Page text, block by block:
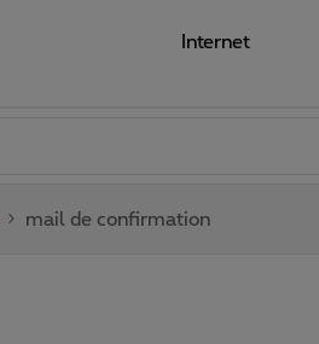
Internet
mail de confirmation